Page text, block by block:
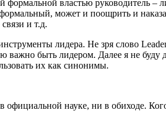
формальной властью руководитель –
может и поощрить и
и т.д.
лидера. Не зря слово
важно быть лидером. Далее я не буду
их как синонимы.
официальной науке, ни в обиходе.